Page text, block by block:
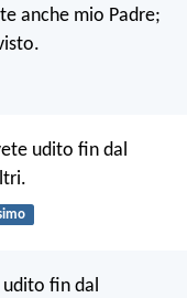
anche mio Padre;
udito fin dal
fin dal